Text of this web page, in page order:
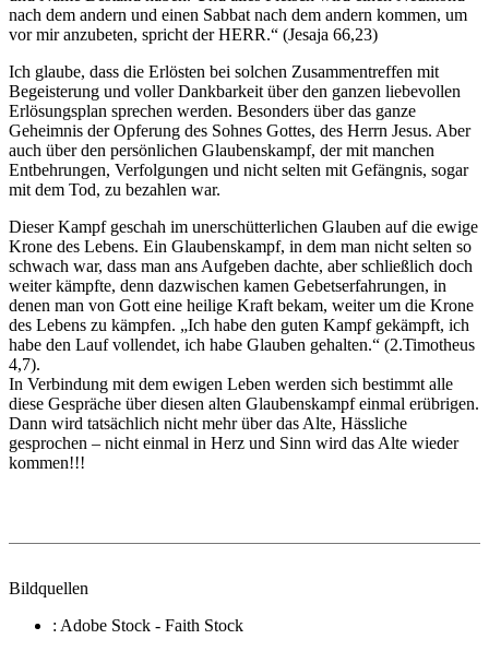
nach dem andern und einen Sabbat nach dem andern kommen, um
vor mir anzubeten, spricht der HERR.“ (Jesaja 66,23)
Ich glaube, dass die Erlösten bei solchen Zusammentreffen mit
Begeisterung und voller Dankbarkeit über den ganzen liebevollen
Erlösungsplan sprechen werden. Besonders über das ganze
Geheimnis der Opferung des Sohnes Gottes, des Herrn Jesus. Aber
auch über den persönlichen Glaubenskampf, der mit manchen
Entbehrungen, Verfolgungen und nicht selten mit Gefängnis, sogar
mit dem Tod, zu bezahlen war.
Dieser Kampf geschah im unerschütterlichen Glauben auf die ewige
Krone des Lebens. Ein Glaubenskampf, in dem man nicht selten so
schwach war, dass man ans Aufgeben dachte, aber schließlich doch
weiter kämpfte, denn dazwischen kamen Gebetserfahrungen, in
denen man von Gott eine heilige Kraft bekam, weiter um die Krone
des Lebens zu kämpfen. „Ich habe den guten Kampf gekämpft, ich
habe den Lauf vollendet, ich habe Glauben gehalten.“ (2.Timotheus
4,7).
In Verbindung mit dem ewigen Leben werden sich bestimmt alle
diese Gespräche über diesen alten Glaubenskampf einmal erübrigen.
Dann wird tatsächlich nicht mehr über das Alte, Hässliche
gesprochen – nicht einmal in Herz und Sinn wird das Alte wieder
kommen!!!
Bildquellen
: Adobe Stock - Faith Stock